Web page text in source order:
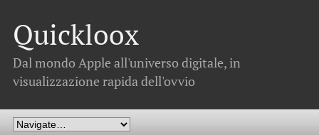
Quickloox
Dal mondo Apple all'universo digitale, in
visualizzazione rapida dell'ovvio